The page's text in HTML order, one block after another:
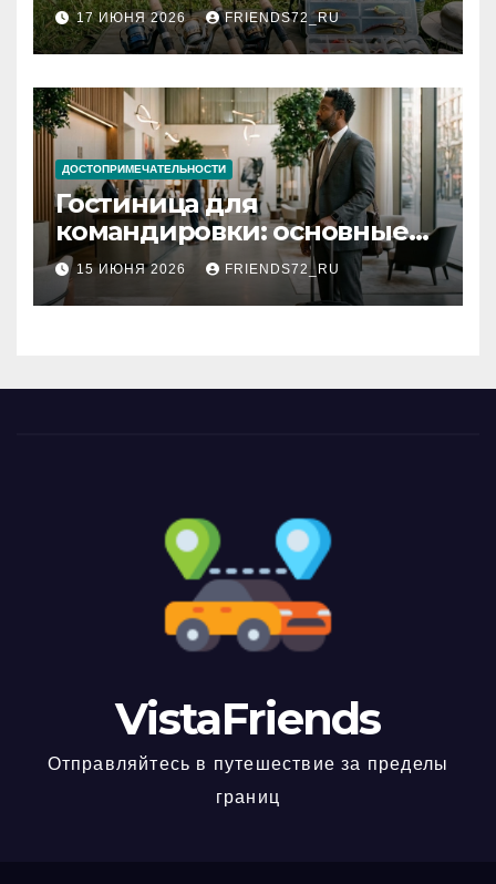
рыбалки: назначение и
типы
17 ИЮНЯ 2026 FRIENDS72_RU
ДОСТОПРИМЕЧАТЕЛЬНОСТИ
Гостиница для
командировки: основные
критерии выбора
15 ИЮНЯ 2026 FRIENDS72_RU
VistaFriends
Отправляйтесь в путешествие за пределы
границ